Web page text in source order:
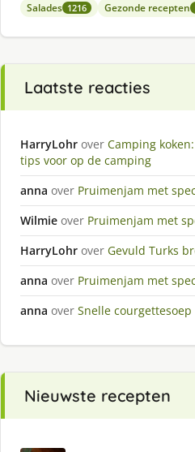
Salades 1216 Gezonde recepten
Laatste reacties
HarryLohr over Camping
tips voor op de camping
anna over Pruimenjam met
Wilmie over Pruimenjam met
HarryLohr over Gevuld Turks
anna over Pruimenjam met
anna over Snelle
Nieuwste recepten